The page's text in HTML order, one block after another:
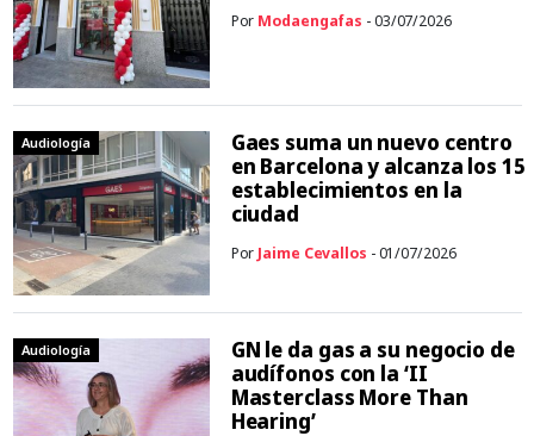
Por Modaengafas - 03/07/2026
Audiología
Gaes suma un nuevo centro
en Barcelona y alcanza los 15
establecimientos en la
ciudad
Por Jaime Cevallos - 01/07/2026
Audiología
GN le da gas a su negocio de
audífonos con la ‘II
Masterclass More Than
Hearing’